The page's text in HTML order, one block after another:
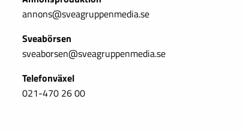
annons@sveagruppenmedia.se
Sveabörsen
sveaborsen@sveagruppenmedia.se
Telefonväxel
021-470 26 00